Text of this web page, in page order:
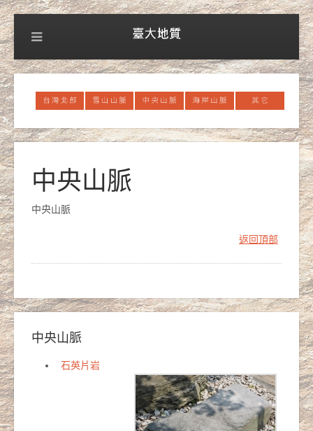
中央山脈
中央山脈
返回頂部
中央山脈
石英片岩